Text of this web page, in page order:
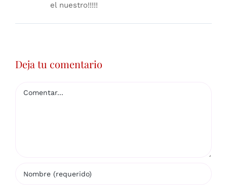
el nuestro!!!!!
Deja tu comentario